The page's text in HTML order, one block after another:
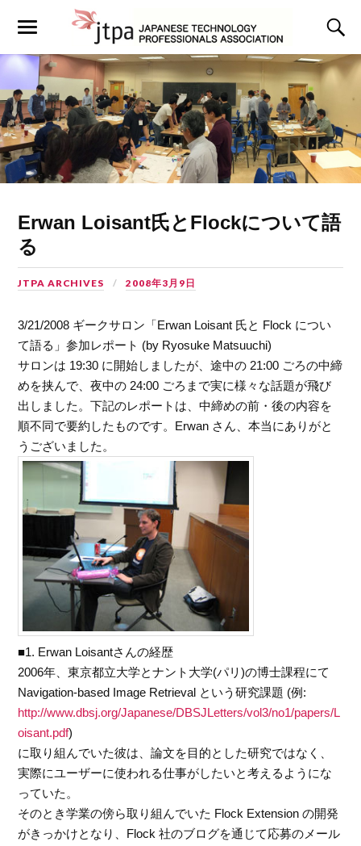
Erwan Loisant氏とFlockについて語
る
JTPA ARCHIVES 2008年3月9日
3/21/2008 ギークサロン「Erwan Loisant 氏と Flock につい
て語る」参加レポート (by Ryosuke Matsuuchi)
サロンは 19:30 に開始しましたが、途中の 21:00 ごろの中締
めを挟んで、夜中の 24:00 ごろまで実に様々な話題が飛び
出しました。下記のレポートは、中締めの前・後の内容を
順不同で要約したものです。Erwan さん、本当にありがと
うございました。
■1. Erwan Loisantさんの経歴
2006年、東京都立大学とナント大学(パリ)の博士課程にて
Navigation-based Image Retrieval という研究課題 (例:
http://www.dbsj.org/Japanese/DBSJLetters/vol3/no1/papers/L
oisant.pdf)
に取り組んでいた彼は、論文を目的とした研究ではなく、
実際にユーザーに使われる仕事がしたいと考えるようにな
っていた。
そのとき学業の傍ら取り組んでいた Flock Extension の開発
がきっかけとなり、Flock 社のブログを通じて応募のメール